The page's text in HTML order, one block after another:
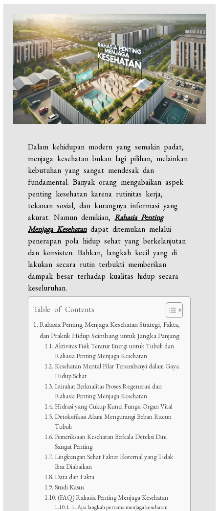
Dalam kehidupan modern yang semakin padat,
menjaga kesehatan bukan lagi pilihan, melainkan
kebutuhan yang sangat mendesak dan
fundamental. Banyak orang mengabaikan aspek
penting kesehatan karena rutinitas kerja,
tekanan sosial, dan kurangnya informasi yang
akurat. Namun demikian,Rahasia Penting
Menjaga Kesehatandapat ditemukan melalui
penerapan pola hidup sehat yang berkelanjutan
dan konsisten. Bahkan, langkah kecil yang di
lakukan secara rutin terbukti memberikan
dampak besar terhadap kualitas hidup secara
keseluruhan.
Table of Contents
Rahasia Penting Menjaga Kesehatan Strategi, Fakta,
dan Praktik Hidup Seimbang untuk Jangka Panjang
Aktivitas Fisik Teratur Energi untuk Tubuh dan
Rahasia Penting Menjaga Kesehatan
Kesehatan Mental Pilar Tersembunyi dalam Gaya
Hidup Sehat
Istirahat Berkualitas Proses Regenerasi dan
Rahasia Penting Menjaga Kesehatan
Hidrasi yang Cukup Kunci Fungsi Organ Vital
Detoksifikasi Alami Mengurangi Beban Racun
Tubuh
Pemeriksaan Kesehatan Berkala Deteksi Dini
Sangat Penting
Lingkungan Sehat Faktor Eksternal yang Tidak
Bisa Diabaikan
Data dan Fakta
Studi Kasus
(FAQ) Rahasia Penting Menjaga Kesehatan
1. Apa langkah pertama menjaga kesehatan